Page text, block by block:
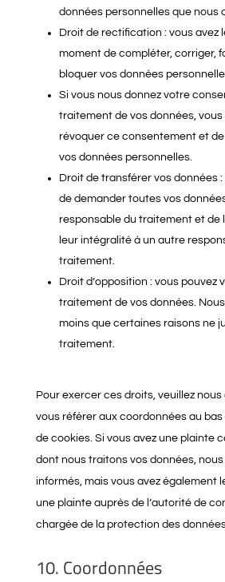
données personnelles que nous
Droit de rectification : vous avez
moment de compléter, corriger,
bloquer vos données
Si vous nous donnez votre
traitement de vos données, vous
révoquer ce consentement et
vos données personnelles.
Droit de transférer vos données
de demander toutes vos
responsable du traitement et de
leur intégralité à un autre
traitement.
Droit d’opposition : vous pouvez
traitement de vos données.
moins que certaines raisons ne
traitement.
Pour exercer ces droits, veuillez
vous référer aux coordonnées au
de cookies. Si vous avez une plainte
dont nous traitons vos données,
informés, mais vous avez également
une plainte auprès de l’autorité de
chargée de la protection des
10. Coordonnées